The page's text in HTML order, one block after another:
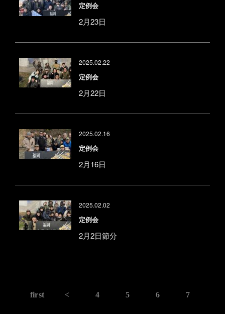
定例会
2月23日
2025.02.22
定例会
2月22日
2025.02.16
定例会
2月16日
2025.02.02
定例会
2月2日節分
first < 4 5 6 7